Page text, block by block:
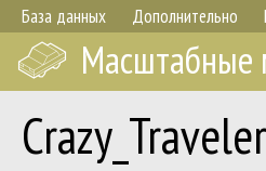
База данных Дополнительно
Масштабные
Crazy_Traveler